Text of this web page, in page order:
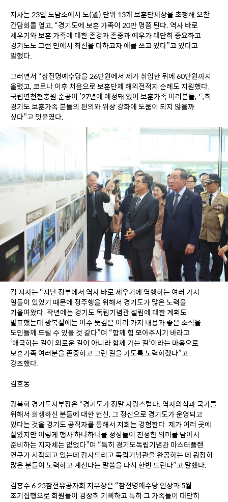
지사는 23일 도담소에서 도(道) 단위 13개 보훈단체장을 초청해 오찬
간담회를 열고, “경기도에 보훈 가족이 20만 명쯤 된다. 역사 바로
세우기와 보훈 가족에 대한 존경과 존중과 예우가 대단히 중요하고
경기도도 그런 면에서 최선을 다하고자 애를 쓰고 있다”고 있다고
말했다.
그러면서 “참전명예수당을 26만원에서 제가 취임한 뒤에 60만원까지
올렸고, 코로나 이후 처음으로 보훈단체 해외전적지 순례도 지원했다.
국립연천현충원 준공이 ’27년에 예정돼 있어 보훈가족 여러분들, 특히
경기도 보훈가족 분들의 편의와 위상 강화에 도움이 되지 않을까
싶다”고 덧붙였다.
김 지사는 “지난 정부에서 역사 바로 세우기에 역행하는 여러 가지
일들이 있었기 때문에 정주행을 위해서 경기도가 많은 노력을
기울여왔다. 작년에는 경기도 독립기념관 설립에 대한 계획도
발표했는데 광복절에는 아주 뜻깊은 여러 가지 내용과 좋은 소식을
도민들께 드릴 수 있을 것 같다”며 “함께 힘 모아주시기 바라고
‘애국하는 길이 외로운 길이 아니라 함께 가는 길’이라는 마음으로
보훈가족 여러분을 존중하고 그런 길을 가도록 노력하겠다”고
강조했다.
김호동
광복회 경기도지부장은 “경기도가 정말 자랑스럽다. 역사의식과 국가를
위해서 희생하신 분들에 대한 헌신, 그 정신으로 경기도가 운영되고
있다는 것을 경기도 공직자를 통해서 저희는 경험한다. 제가 여러 곳에
살았지만 이렇게 행사 하나하나를 정성들여 진정한 의미를 담아서
준비하는 지자체는 없었다”며 “특히 경기도독립기념관 마스터플랜
연구가 시작되고 있는데 감사드리고 독립기념관을 완공하는 데 굉장히
많은 분들이 노력하고 계신다는 말씀을 다시 한번 드린다”고 말했다.
김홍수 6.25참전유공자회 지부장은 “참전명예수당 인상과 5월
조기집행으로 회원들이 굉장히 기뻐하고 특히 그 가족들이 대단히